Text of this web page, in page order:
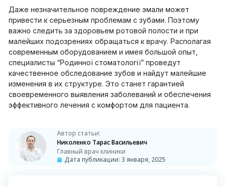
Даже незначительное повреждение эмали может
привести к серьезным проблемам с зубами. Поэтому
важно следить за здоровьем ротовой полости и при
малейших подозрениях обращаться к врачу. Располагая
современным оборудованием и имея большой опыт,
специалисты “Родинної стоматології” проведут
качественное обследование зубов и найдут малейшие
изменения в их структуре. Это станет гарантией
своевременного выявления заболеваний и обеспечения
эффективного лечения с комфортом для пациента.
Автор статьи:
Николенко Тарас Васильевич
Главный врач клиники
Дата публикации: 3 января, 2025